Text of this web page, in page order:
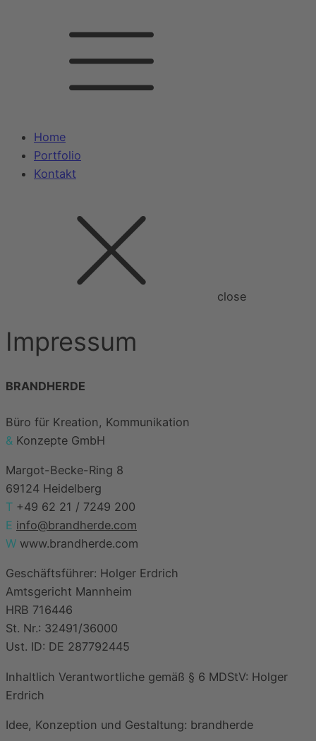
Home
Portfolio
Kontakt
close
Impressum
BRANDHERDE
Büro für Kreation, Kommunikation
& Konzepte GmbH
Margot-Becke-Ring 8
69124 Heidelberg
T +49 62 21 / 7249 200
E info@brandherde.com
W www.brandherde.com
Geschäftsführer: Holger Erdrich
Amtsgericht Mannheim
HRB 716446
St. Nr.: 32491/36000
Ust. ID: DE 287792445
Inhaltlich Verantwortliche gemäß § 6 MDStV: Holger
Erdrich
Idee, Konzeption und Gestaltung: brandherde